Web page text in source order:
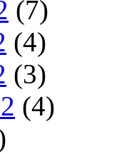
(7)
(4)
(3)
(4)